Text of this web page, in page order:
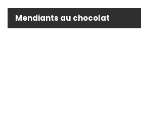
Mendiants au chocolat